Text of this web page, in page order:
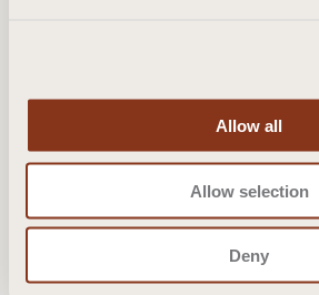
Allow all
Allow selection
Deny